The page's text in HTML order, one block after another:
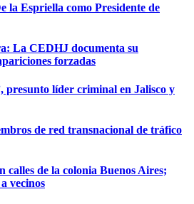
la Espriella como Presidente de
La CEDHJ documenta su
forzadas
presunto líder criminal en Jalisco y
de red transnacional de tráfico
calles de la colonia Buenos Aires;
vecinos